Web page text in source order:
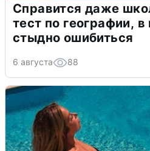
Справится даже
тест по географии,
стыдно ошибиться
6 августа 88